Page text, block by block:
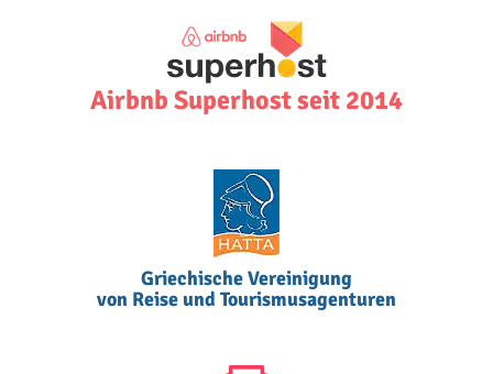
Airbnb Superhost seit 2014
Griechische Vereinigung
von Reise und Tourismusagenturen